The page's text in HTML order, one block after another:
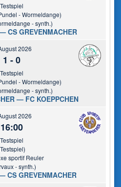
Testspiel
- Wormeldange)
- synth.)
CS GREVENMACHER
2026
1 -0
Testspiel
- Wormeldange)
- synth.)
— FC KOEPPCHEN
2026
16:00
Testspiel
sportif Reuler
- synth.)
CS GREVENMACHER